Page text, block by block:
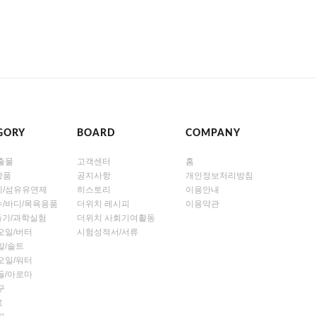
물
품
/섬유유연제
/바디/목욕용품
/과학실험
일/버터
/솔트
일/워터
/아로마
BOARD
고객센터
공지사항
히스토리
더위치 레시피
더위치 사회기여활동
시험성적서/서류
COMPANY
홈
개인정보처리방침
이용안내
이용약관